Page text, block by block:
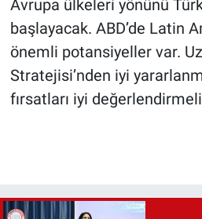
Avrupa ülkeleri yönünü
başlayacak. ABD’de Latin
önemli potansiyeller var.
Stratejisi’nden iyi
fırsatları iyi